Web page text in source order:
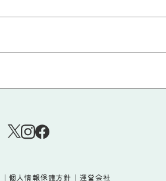
｜ 個人情報保護方針 ｜ 運営会社